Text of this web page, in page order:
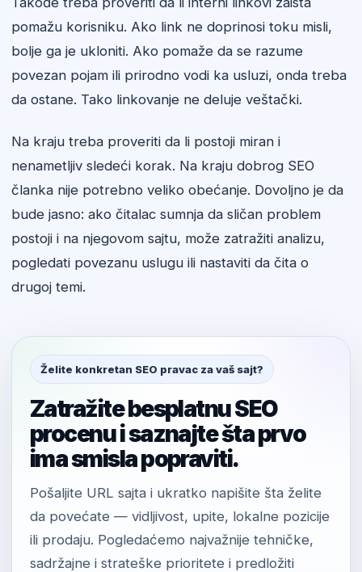
pomažu korisniku. Ako link ne doprinosi toku misli,
bolje ga je ukloniti. Ako pomaže da se razume
povezan pojam ili prirodno vodi ka usluzi, onda treba
da ostane. Tako linkovanje ne deluje veštački.
Na kraju treba proveriti da li postoji miran i
nenametljiv sledeći korak. Na kraju dobrog SEO
članka nije potrebno veliko obećanje. Dovoljno je da
bude jasno: ako čitalac sumnja da sličan problem
postoji i na njegovom sajtu, može zatražiti analizu,
pogledati povezanu uslugu ili nastaviti da čita o
drugoj temi.
Želite konkretan SEO pravac za vaš sajt?
Zatražite besplatnu SEO
procenu i saznajte šta prvo
ima smisla popraviti.
Pošaljite URL sajta i ukratko napišite šta želite
da povećate — vidljivost, upite, lokalne pozicije
ili prodaju. Pogledaćemo najvažnije tehničke,
sadržajne i strateške prioritete i predložiti